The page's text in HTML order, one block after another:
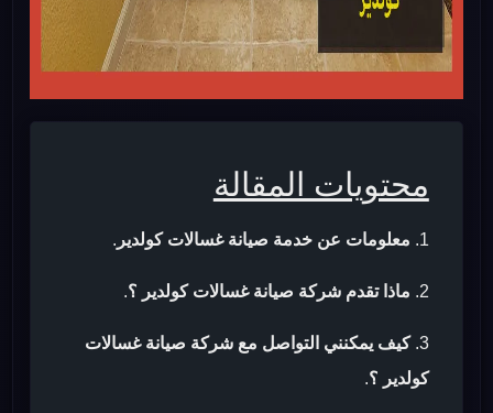
محتويات المقالة
معلومات عن خدمة صيانة غسالات كولدير .
ماذا تقدم شركة صيانة غسالات كولدير ؟.
كيف يمكنني التواصل مع شركة صيانة غسالات
كولدير ؟.